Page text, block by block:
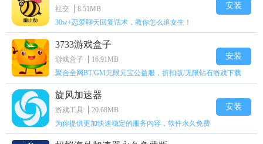
社交
8.51MB
30w+恋爱聊天回复话术，教你怎么追女生！
安装
3733游戏盒子
游戏盒子
16.91MB
聚合全网BT/GM无限元宝公益服，折扣版/无限钻石游戏下载
安装
旋风加速器
游戏工具
20.68MB
为你提供更加快速稳定的服务内容，软件永久免费
安装